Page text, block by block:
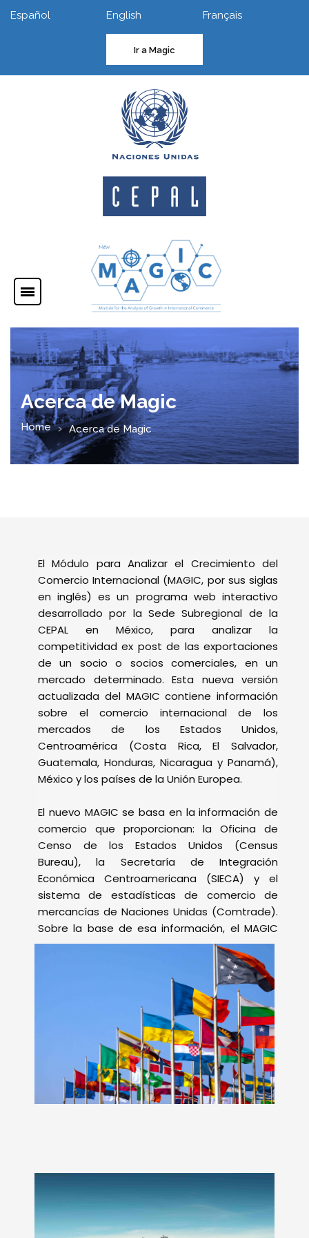
Español English Français
Ir a Magic
Acerca de Magic
Home Acerca de Magic